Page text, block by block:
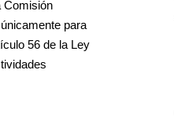
Comisión
para
56 de la Ley